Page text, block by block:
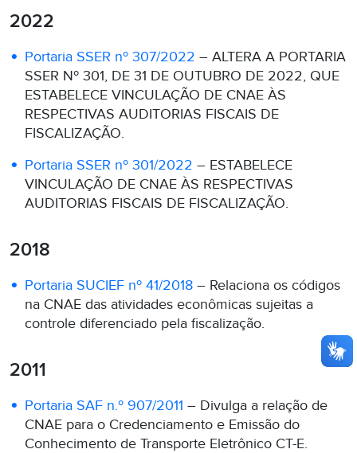
2022
Portaria SSER nº 307/2022 – ALTERA A PORTARIA
SSER Nº 301, DE 31 DE OUTUBRO DE 2022, QUE
ESTABELECE VINCULAÇÃO DE CNAE ÀS
RESPECTIVAS AUDITORIAS FISCAIS DE
FISCALIZAÇÃO.
Portaria SSER nº 301/2022 – ESTABELECE
VINCULAÇÃO DE CNAE ÀS RESPECTIVAS
AUDITORIAS FISCAIS DE FISCALIZAÇÃO.
2018
Portaria SUCIEF nº 41/2018 – Relaciona os códigos
na CNAE das atividades econômicas sujeitas a
controle diferenciado pela fiscalização.
2011
Portaria SAF n.º 907/2011 – Divulga a relação de
CNAE para o Credenciamento e Emissão do
Conhecimento de Transporte Eletrônico CT-E.